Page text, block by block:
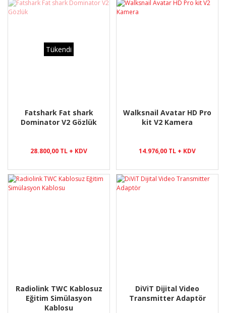
Tükendi
Fatshark Fat shark
Dominator V2 Gözlük
28.800,00 TL + KDV
Walksnail Avatar HD Pro
kit V2 Kamera
14.976,00 TL + KDV
Radiolink TWC Kablosuz
Eğitim Simülasyon
Kablosu
DiViT Dijital Video
Transmitter Adaptör